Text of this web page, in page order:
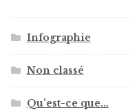
Infographie
Non classé
Qu'est-ce que…